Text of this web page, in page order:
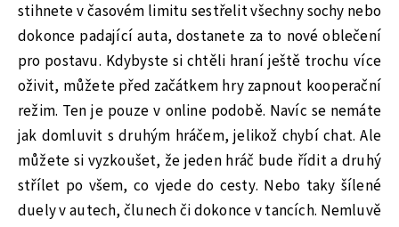
stihnete v časovém limitu sestřelit všechny sochy nebo
dokonce padající auta, dostanete za to nové oblečení
pro postavu. Kdybyste si chtěli hraní ještě trochu více
oživit, můžete před začátkem hry zapnout kooperační
režim. Ten je pouze v online podobě. Navíc se nemáte
jak domluvit s druhým hráčem, jelikož chybí chat. Ale
můžete si vyzkoušet, že jeden hráč bude řídit a druhý
střílet po všem, co vjede do cesty. Nebo taky šílené
duely v autech, člunech či dokonce v tancích. Nemluvě